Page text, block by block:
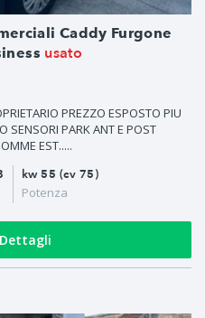
Caddy Furgone
usato
PREZZO ESPOSTO PIU
SENSORI PARK ANT E POST
EST.....
kw 55 (cv 75)
Potenza
Dettagli